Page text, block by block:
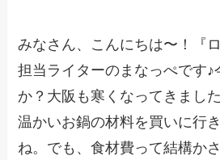
みなさん、こんにちは〜！『
担当ライターのまなっぺです♪
か？大阪も寒くなってきまし
温かいお鍋の材料を買いに行
ね。でも、食材費って結構か